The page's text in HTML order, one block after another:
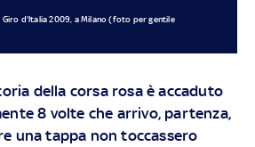
d'Italia 2009, a Milano (foto per gentile
della corsa rosa è accaduto
8 volte che arrivo, partenza,
una tappa non toccassero